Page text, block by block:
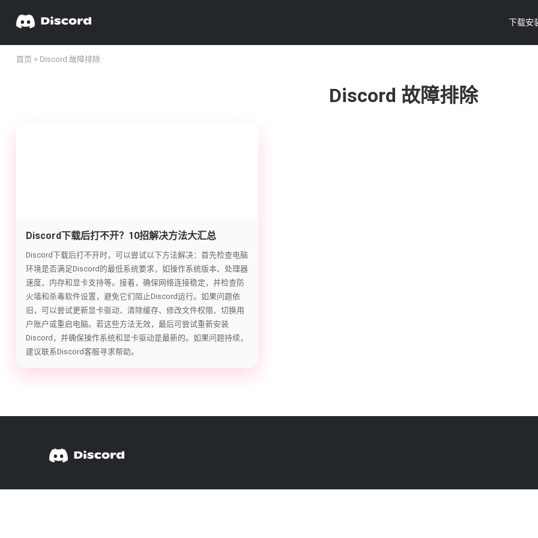
下载安
首页 > Discord 故障排除
Discord 故障排除
Discord下载后打不开？10招解决方法大汇总
Discord下载后打不开时，可以尝试以下方法解决：首先检查电脑
环境是否满足Discord的最低系统要求，如操作系统版本、处理器
速度、内存和显卡支持等。接着，确保网络连接稳定，并检查防
火墙和杀毒软件设置，避免它们阻止Discord运行。如果问题依
旧，可以尝试更新显卡驱动、清除缓存、修改文件权限、切换用
户账户或重启电脑。若这些方法无效，最后可尝试重新安装
Discord，并确保操作系统和显卡驱动是最新的。如果问题持续，
建议联系Discord客服寻求帮助。